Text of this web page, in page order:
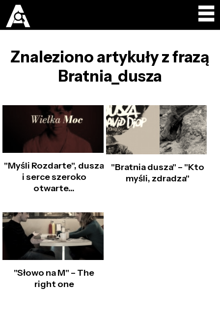
Znaleziono artykuły z frazą
Bratnia_dusza
"Myśli Rozdarte", dusza
i serce szeroko
otwarte...
"Bratnia dusza" – "Kto
myśli, zdradza"
"Słowo na M" – The
right one